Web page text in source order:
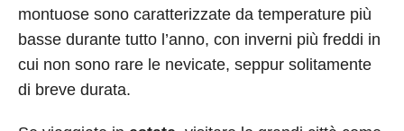
montuose sono caratterizzate da temperature più
basse durante tutto l’anno, con inverni più freddi in
cui non sono rare le nevicate, seppur solitamente
di breve durata.